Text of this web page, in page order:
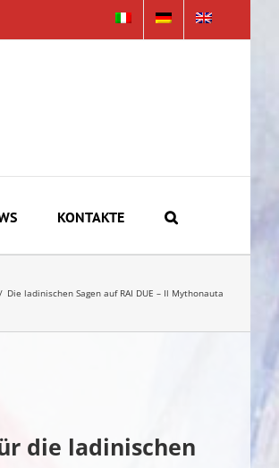
KONTAKTE
/ Die ladinischen Sagen auf RAI DUE – Il Mythonauta
die ladinischen